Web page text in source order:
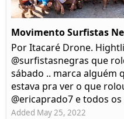
Movimento Surfistas
Por Itacaré Drone.
@surfistasnegras que
sábado .. marca alguém
estava pra ver o que
@ericaprado7 e todos
Added May 25, 2022